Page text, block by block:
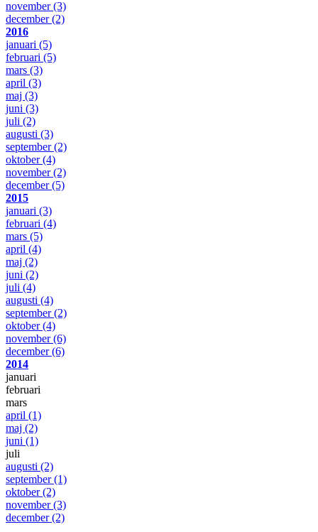
november(3)
december(2)
2016
januari (5)
februari (5)
mars (3)
april (3)
maj (3)
juni (3)
juli (2)
augusti (3)
september(2)
oktober(4)
november(2)
december(5)
2015
januari (3)
februari (4)
mars (5)
april (4)
maj (2)
juni (2)
juli (4)
augusti (4)
september(2)
oktober(4)
november(6)
december(6)
2014
januari
februari
mars
april (1)
maj (2)
juni (1)
juli
augusti (2)
september(1)
oktober(2)
november(3)
december(2)